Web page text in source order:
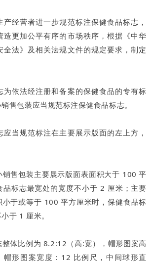
经营者进一步规范标注保健食品标志，
造更加公平有序的市场秩序，根据《中华
全法》及相关法规文件的规定要求，制定
为依法经注册和备案的保健食品的专有标
售包装应当规范标注保健食品标志。
当规范标注在主要展示版面的左上方，
销售包装主要展示版面表面积大于 100 平
品标志最宽处的宽度不小于 2 厘米；主要
小于或等于 100 平方厘米时，保健食品标
于 1 厘米。
体比例为 8.2:12（高:宽），帽形图案高
帽形图案宽度：12 比例尺，中间球形直